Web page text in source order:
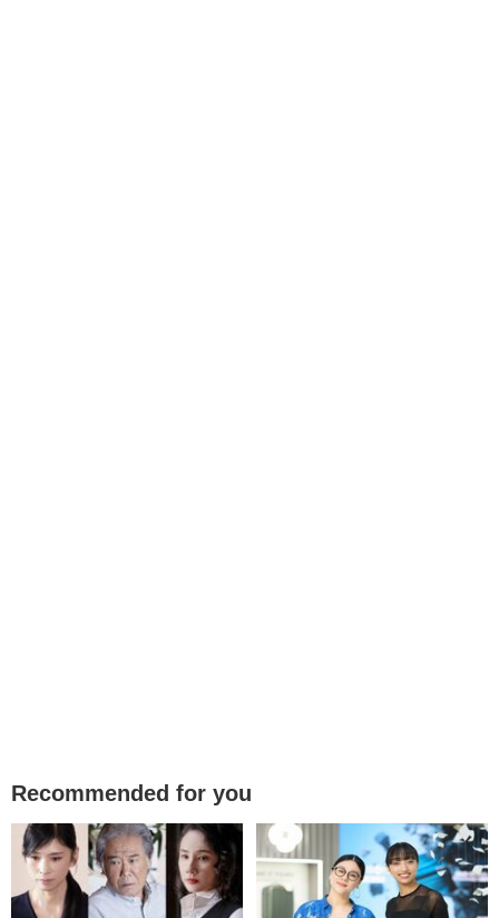
Recommended for you